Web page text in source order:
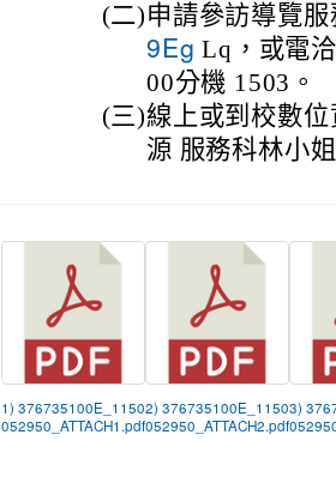
(二)申請參訪導覽
9Eg Lq，或電
00分機 1503。
(三)線上或到校數
源 服務科林小
1) 376735100E_1150
052950_ATTACH1.pdf
2) 376735100E_1150
052950_ATTACH2.pdf
3)